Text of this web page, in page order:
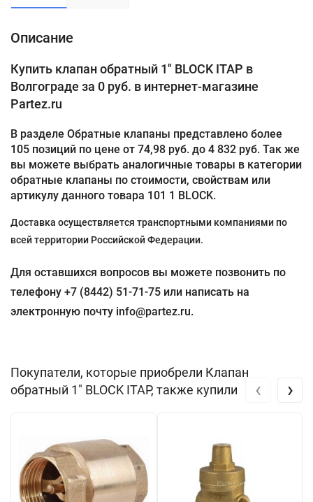
Описание
Купить клапан обратный 1" BLOCK ITAP в
Волгограде за 0 руб. в интернет-магазине
Partez.ru
В разделе Обратные клапаны представлено более
105 позиций по цене от 74,98 руб. до 4 832 руб. Так же
вы можете выбрать аналогичные товары в категории
обратные клапаны по стоимости, свойствам или
артикулу данного товара 101 1 BLOCK.
Доставка осуществляется транспортными компаниями по
всей территории Российской Федерации.
Для оставшихся вопросов вы можете позвонить по
телефону +7 (8442) 51-71-75 или написать на
электронную почту info@partez.ru.
Покупатели, которые приобрели Клапан
обратный 1" BLOCK ITAP, также купили
‹ ›